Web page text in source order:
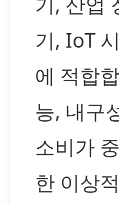
기, IoT
에 적합
능, 내구
소비가
한 이상